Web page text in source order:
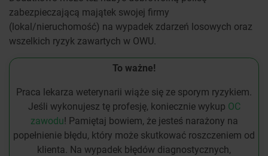
zabezpieczającą majątek swojej firmy
(lokal/nieruchomość) na wypadek zdarzeń losowych oraz
wszelkich ryzyk zawartych w OWU.
To ważne!
Praca lekarza weterynarii wiąże się ze sporym ryzykiem.
Jeśli wykonujesz tę profesję, koniecznie wykup OC
zawodu! Pamiętaj bowiem, że jesteś narażony na
popełnienie błędu, który może skutkować roszczeniem od
klienta. Na wypadek błędów diagnostycznych,